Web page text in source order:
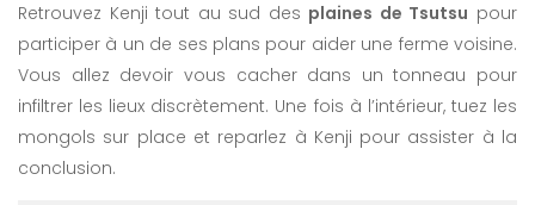
Retrouvez Kenji tout au sud des plaines de Tsutsu pour
participer à un de ses plans pour aider une ferme voisine.
Vous allez devoir vous cacher dans un tonneau pour
infiltrer les lieux discrètement. Une fois à l’intérieur, tuez les
mongols sur place et reparlez à Kenji pour assister à la
conclusion.